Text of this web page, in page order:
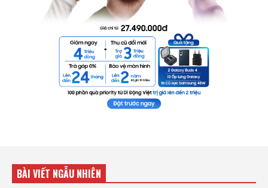
BÀI VIẾT NGẪU NHIÊN